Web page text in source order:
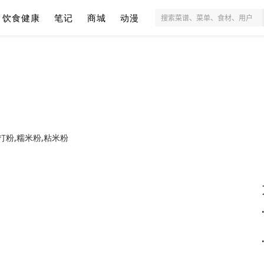
饮食健康 笔记 商城 动漫
粉,糯米粉,粘米粉